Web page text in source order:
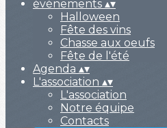
événements ▴▾
Halloween
Fête des vins
Chasse aux oeufs
Fête de l'été
Agenda ▴▾
L'association ▴▾
L'association
Notre équipe
Contacts